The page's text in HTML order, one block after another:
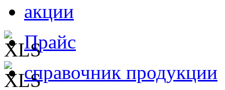
акции
Прайс
справочник продукции